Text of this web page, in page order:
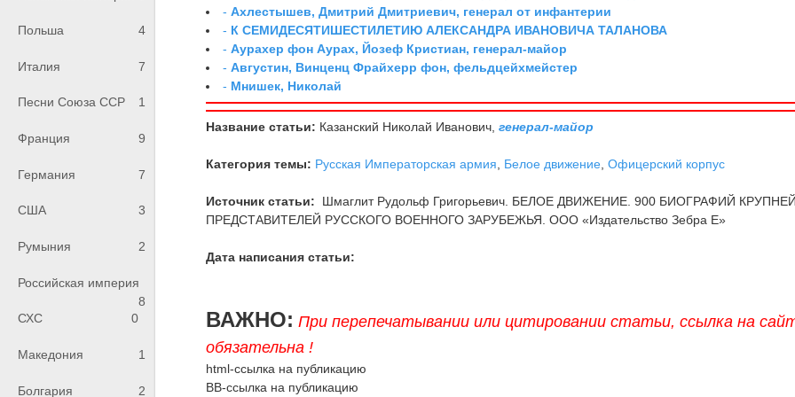
Польша 4
Италия 7
Песни Союза ССР 1
Франция 9
Германия 7
США 3
Румыния 2
Российская империя
8
СХС
0
Македония 1
Болгария 2
-Ахлестышев, Дмитрий Дмитриевич, генерал от инфантерии
- К СЕМИДЕСЯТИШЕСТИЛЕТИЮ АЛЕКСАНДРА ИВАНОВИЧА ТАЛАНОВА
-Аурахер фон Аурах, Йозеф Кристиан, генерал-майор
-Августин, Винценц Фрайхерр фон, фельдцейхмейстер
- Мнишек, Николай
Название статьи: Казанский Николай Иванович,генерал-майор
Категория темы: Русская Императорская армия Белое движение ,Офицерский корпус
Источник статьи:
Шмаглит Рудольф Григорьевич. БЕЛОЕ ДВИЖЕНИЕ. 900 БИОГРАФИЙ
ПРЕДСТАВИТЕЛЕЙ РУССКОГО ВОЕННОГО ЗАРУБЕЖЬЯ. ООО «Издательство Зебра Е»
Дата написания статьи:
ВАЖНО: При перепечатывании или цитировании статьи, ссылка на
обязательна !
html-ссылка на публикацию
BB-ссылка на публикацию